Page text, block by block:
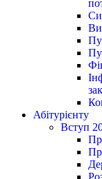
Абітурієнту
Вступ